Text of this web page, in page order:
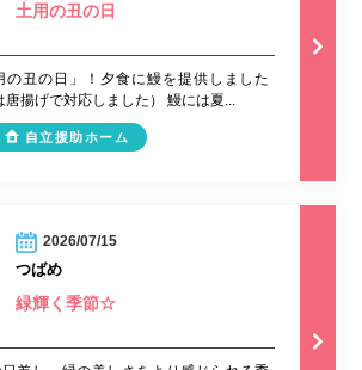
土用の丑の日
の丑の日」！夕食に鰻を提供しました
唐揚げで対応しました） 鰻には夏...
自立援助ホーム
2026/07/15
つばめ
緑輝く季節☆